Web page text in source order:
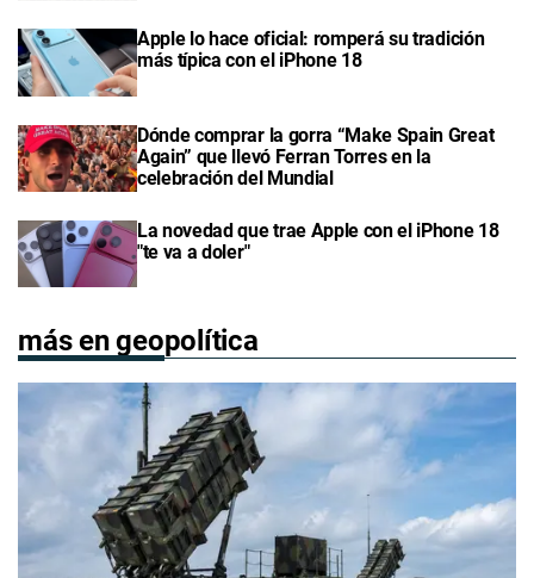
Apple lo hace oficial: romperá su tradición
más típica con el iPhone 18
Dónde comprar la gorra “Make Spain Great
Again” que llevó Ferran Torres en la
celebración del Mundial
La novedad que trae Apple con el iPhone 18
"te va a doler"
más en geopolítica